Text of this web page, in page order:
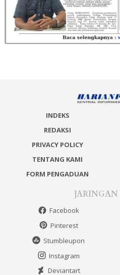
INDEKS
REDAKSI
PRIVACY POLICY
TENTANG KAMI
FORM PENGADUAN
Facebook
Pinterest
Stumbleupon
Instagram
Deviantart